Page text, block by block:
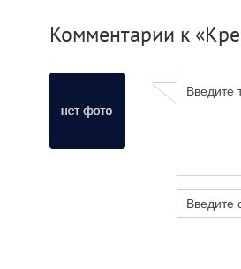
Комментарии к